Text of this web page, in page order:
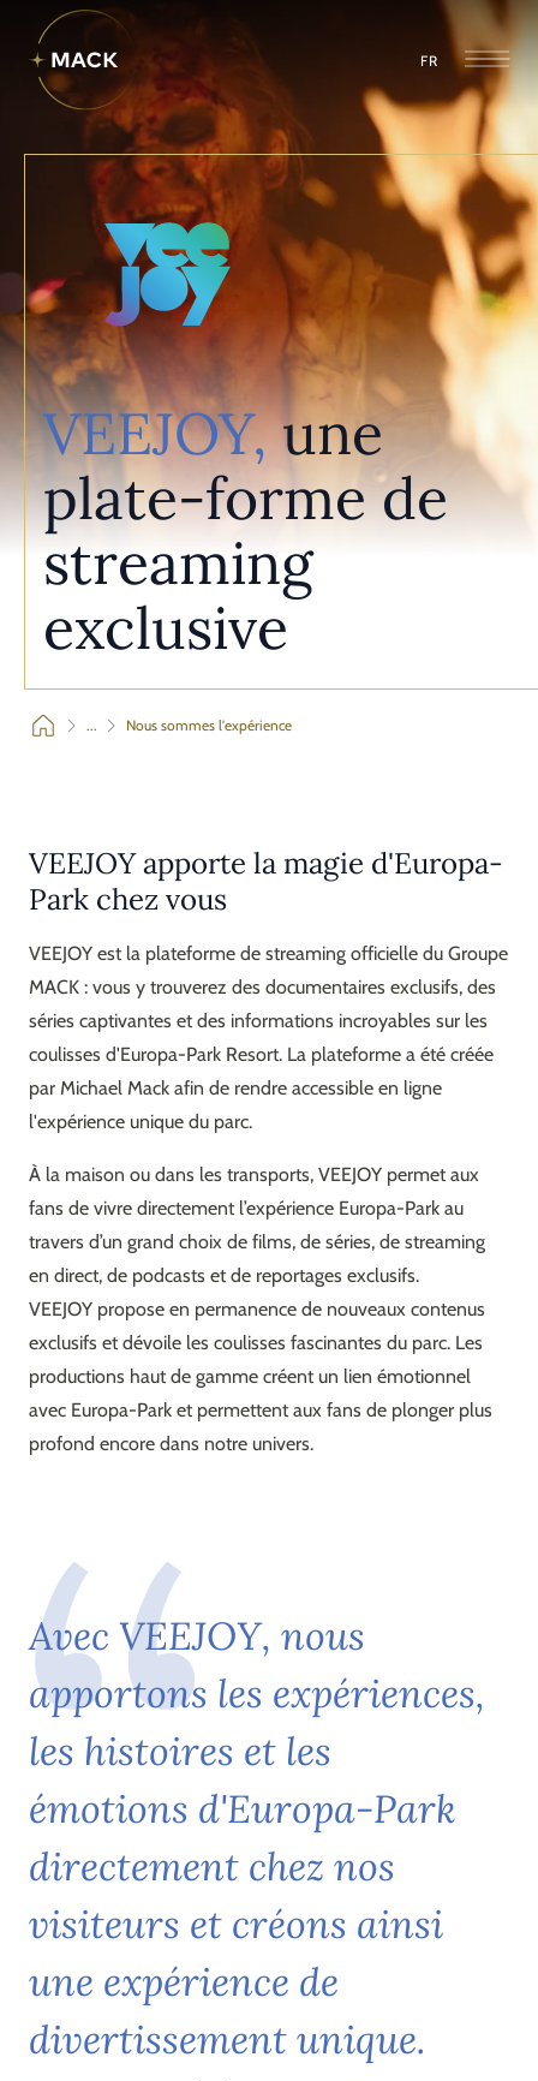
FR
VEEJOY,une
plate-forme de
streaming
exclusive
... Nous sommes l'expérience
VEEJOY apporte la magie d'Europa-
Park chez vous
VEEJOY est la plateforme de streaming officielle du Groupe
MACK : vous y trouverez des documentaires exclusifs, des
séries captivantes et des informations incroyables sur les
coulisses d'Europa-Park Resort. La plateforme a été créée
par Michael Mack afin de rendre accessible en ligne
l'expérience unique du parc.
À la maison ou dans les transports, VEEJOY permet aux
fans de vivre directement l’expérience Europa-Park au
travers d’un grand choix de films, de séries, de streaming
en direct, de podcasts et de reportages exclusifs.
VEEJOY propose en permanence de nouveaux contenus
exclusifs et dévoile les coulisses fascinantes du parc. Les
productions haut de gamme créent un lien émotionnel
avec Europa-Park et permettent aux fans de plonger plus
profond encore dans notre univers.
Avec VEEJOY, nous
apportons les expériences,
les histoires et les
émotions d'Europa-Park
directement chez nos
visiteurs et créons ainsi
une expérience de
divertissementunique.